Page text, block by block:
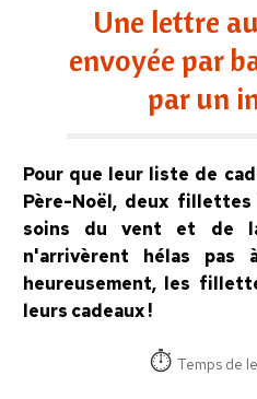
Une lettre
envoyée par
par un
Pour que leur liste de
Père-Noël, deux
soins du vent et de
n'arrivèrent hélas
heureusement, les
leurs cadeaux !
Temps de